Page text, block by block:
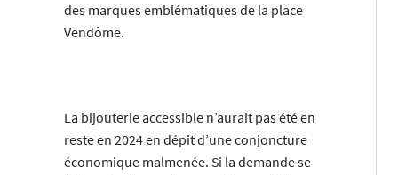
des marques emblématiques de la place
Vendôme.
La bijouterie accessible n’aurait pas été en
reste en 2024 en dépit d’une conjoncture
économique malmenée. Si la demande se